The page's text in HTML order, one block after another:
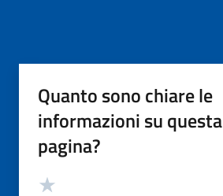
Quanto sono chiare le
informazioni su questa
pagina?
Valutazione